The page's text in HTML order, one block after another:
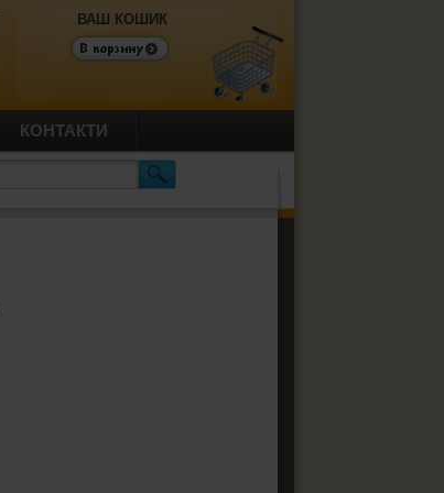
ВАШ КОШИК
КОНТАКТИ